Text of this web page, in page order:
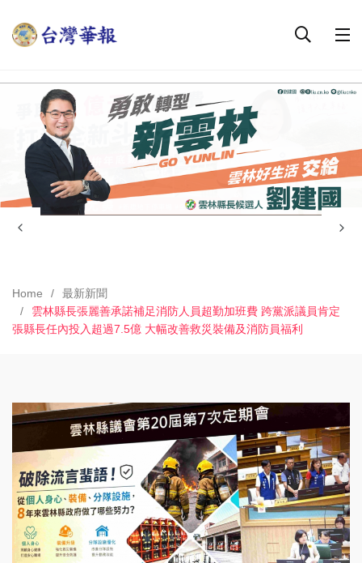
Home
最新新聞
雲林縣長張麗善承諾補足消防人員超勤加班費 跨黨派議員肯定
張縣長任內投入超過7.5億 大幅改善救災裝備及消防員福利